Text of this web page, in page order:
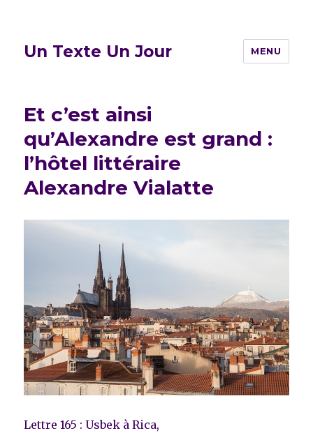
Un Texte Un Jour MENU
Et c’est ainsi
qu’Alexandre est grand :
l’hôtel littéraire
Alexandre Vialatte
Lettre 165 : Usbek à Rica,